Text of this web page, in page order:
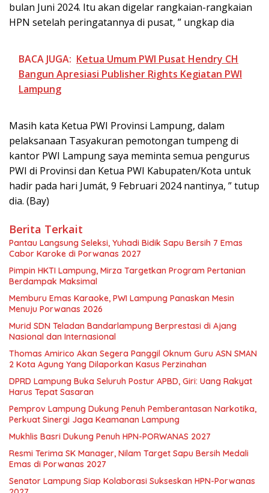
bulan Juni 2024. Itu akan digelar rangkaian-rangkaian
HPN setelah peringatannya di pusat, ” ungkap dia
BACA JUGA: Ketua Umum PWI Pusat Hendry CH
Bangun Apresiasi Publisher Rights Kegiatan PWI
Lampung
Masih kata Ketua PWI Provinsi Lampung, dalam
pelaksanaan Tasyakuran pemotongan tumpeng di
kantor PWI Lampung saya meminta semua pengurus
PWI di Provinsi dan Ketua PWI Kabupaten/Kota untuk
hadir pada hari Jumát, 9 Februari 2024 nantinya, ” tutup
dia. (Bay)
Berita Terkait
Pantau Langsung Seleksi, Yuhadi Bidik Sapu Bersih 7 Emas
Cabor Karoke di Porwanas 2027
Pimpin HKTI Lampung, Mirza Targetkan Program Pertanian
Berdampak Maksimal
Memburu Emas Karaoke, PWI Lampung Panaskan Mesin
Menuju Porwanas 2026
Murid SDN Teladan Bandarlampung Berprestasi di Ajang
Nasional dan Internasional
Thomas Amirico Akan Segera Panggil Oknum Guru ASN SMAN
2 Kota Agung Yang Dilaporkan Kasus Perzinahan
DPRD Lampung Buka Seluruh Postur APBD, Giri: Uang Rakyat
Harus Tepat Sasaran
Pemprov Lampung Dukung Penuh Pemberantasan Narkotika,
Perkuat Sinergi Jaga Keamanan Lampung
Mukhlis Basri Dukung Penuh HPN-PORWANAS 2027
Resmi Terima SK Manager, Nilam Target Sapu Bersih Medali
Emas di Porwanas 2027
Senator Lampung Siap Kolaborasi Sukseskan HPN-Porwanas